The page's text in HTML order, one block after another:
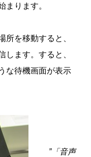
まります。
を移動すると、
します。すると、
な待機画面が表示
”「音声